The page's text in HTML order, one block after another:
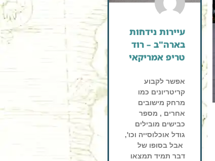
עיירות נידחות
בארה"ב – רוד
טריפ אמריקאי
אפשר לקבוע
קריטריונים כמו
מרחק מישובים
אחרים , מספר
כבישים מובילים
גודל אוכלוסייה וכו',
אבל בסופו של
דבר תמיד תמצאו